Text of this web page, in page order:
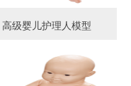
高级婴儿护理人模型